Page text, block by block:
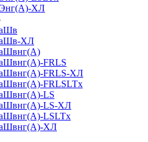
ХЛ
ХЛ
FRLS
FRLS-ХЛ
FRLSLTx
LS
LS-ХЛ
LSLTx
ХЛ